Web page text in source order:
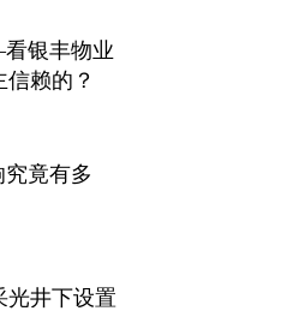
银丰物业
赖的？
究竟有多
光井下设置